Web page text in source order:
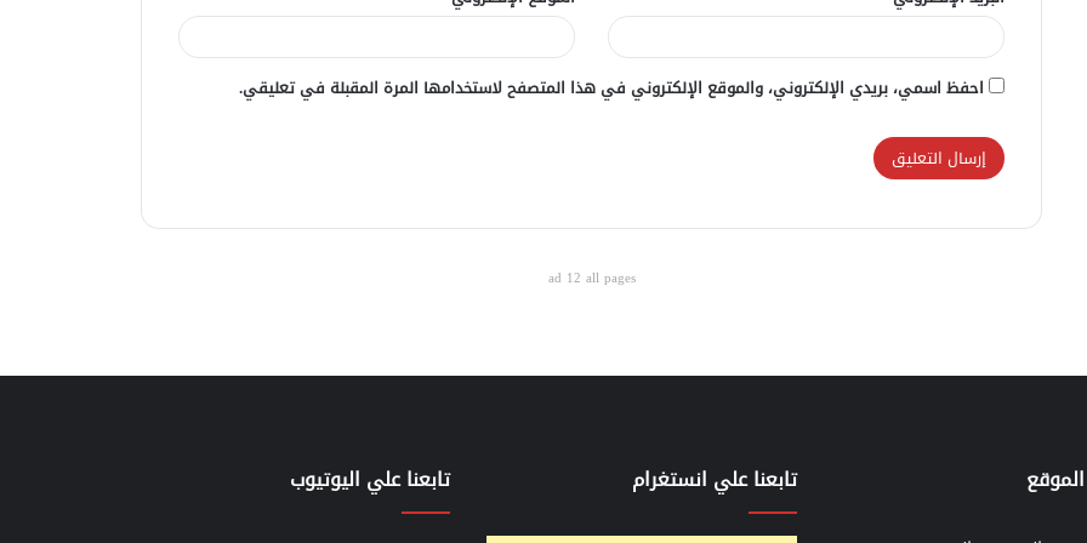
احفظ اسمي، بريدي الإلكتروني، والموقع الإلكتروني في هذا المتصفح لاستخدامها المرة المقبلة في تعليقي.
ad 12 all pages
تابعنا علي انستغرام تابعنا علي اليوتيوب